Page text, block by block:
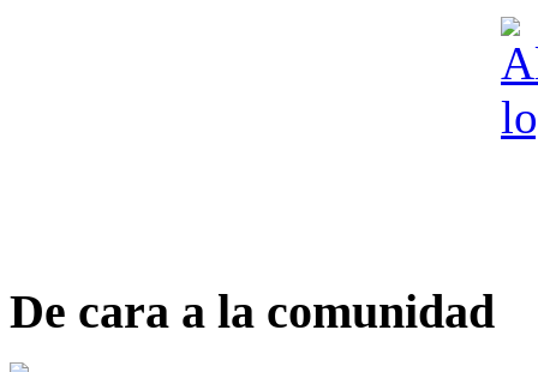
De cara a la comunidad